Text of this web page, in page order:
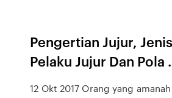
Pengertian Jujur,
Pelaku Jujur Dan Pola
12 Okt 2017 Orang yang